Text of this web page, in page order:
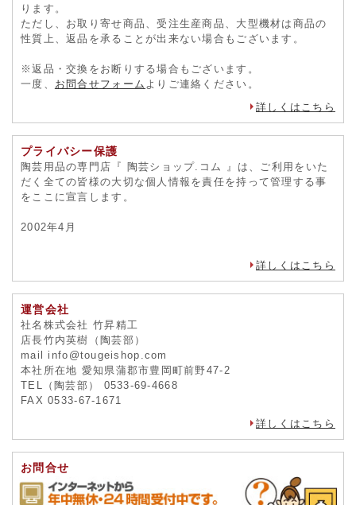
ります。
ただし、お取り寄せ商品、受注生産商品、大型機材は商品の
性質上、返品を承ることが出来ない場合もございます。
※返品・交換をお断りする場合もございます。
一度、 お問合せフォーム よりご連絡ください。
詳しくはこちら
プライバシー保護
陶芸用品の専門店『 陶芸ショップ.コム 』は、ご利用をいた
だく全ての皆様の大切な個人情報を責任を持って管理する事
をここに宣言します。
2002年4月
詳しくはこちら
運営会社
社名株式会社 竹昇精工
店長竹内英樹（陶芸部）
mail info@tougeishop.com
本社所在地 愛知県蒲郡市豊岡町前野47-2
TEL（陶芸部） 0533-69-4668
FAX 0533-67-1671
詳しくはこちら
お問合せ